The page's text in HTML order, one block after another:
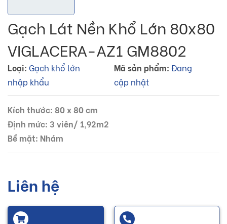
Gạch Lát Nền Khổ Lớn 80x80
VIGLACERA-AZ1 GM8802
Loại: Gạch khổ lớn
nhập khẩu
Mã sản phẩm: Đang
cập nhật
Kích thước: 80 x 80 cm
Định mức: 3 viên/ 1,92m2
Bề mặt: Nhám
Liên hệ